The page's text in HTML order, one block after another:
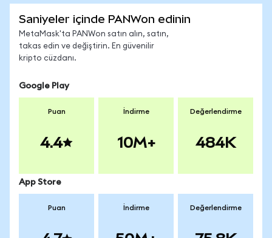
Saniyeler içinde PANWon edinin
MetaMask'ta PANWon satın alın, satın,
takas edin ve değiştirin. En güvenilir
kripto cüzdanı.
Google Play
Puan
4.4
İndirme
10M+
Değerlendirme
484K
App Store
Puan İndirme Değerlendirme